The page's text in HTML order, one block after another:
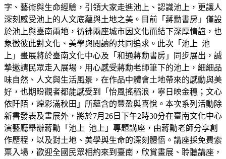
字、藝術與生命經驗，引領大家走進池上、認識池上，更讓人
深刻感受池上的人文底蘊與土地之美。目前「蔣勳書房」僅設
於池上與臺南兩地，彷彿兩座城市因文化而結下深厚情誼，也
象徵彼此對文化、美學與閱讀的共同追求。此次「池上 池
上」畫展將於臺南文化中心及「和通蔣勳書房」同步展出，誠
摯邀請民眾走入展場，用心感受蔣勳老師筆下的池上，細細品
味自然、人文與生活風景，在作品中體會土地帶來的感動與美
好，也期盼觀者都能感受到「怡風搖稻浪，寧日映金穗；文心
依阡陌，煌彩滿秋田」所蘊含的豐盈與喜悅。本次系列活動除
新書發表及畫展外，將於7月26日下午2時30分在臺南文化中心
演藝廳舉辦蔣勳「池上 池上」專題講座，由蔣勳老師分享創
作歷程，以及對土地、美學與生命的深刻體悟。講座採免費索
票入場，歡迎全國民眾相約來到臺南，欣賞畫展、聆聽講座，